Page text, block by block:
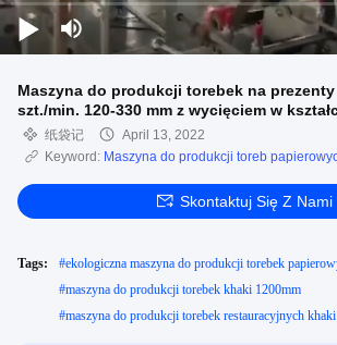
Maszyna do produkcji torebek na
szt./min. 120-330 mm z wycięciem w
纸袋记
April 13, 2022
Keyword: Maszyna do produkcji toreb
Skontaktuj Się Z Nami
Tags: #ekologiczna maszyna do produkcji torebek
#maszyna do produkcji torebek khaki 1200mm
#maszyna do produkcji torebek restauracyjnych khaki